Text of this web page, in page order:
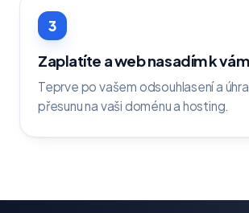
3
Zaplatíte a web nasadím k vám
Teprve po vašem odsouhlasení a
přesunu na vaši doménu a hosting.